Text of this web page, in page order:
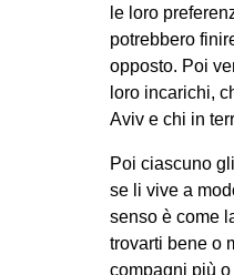
le loro
potrebbero
opposto. Poi
loro incarichi,
Aviv e chi in
Poi ciascuno
se li vive a
senso è come
trovarti bene o
compagni più